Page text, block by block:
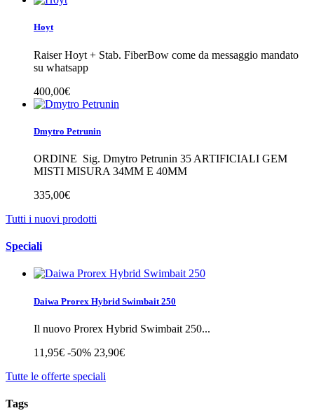
Hoyt
Raiser Hoyt + Stab. FiberBow come da messaggio mandato
su whatsapp
400,00€
Dmytro Petrunin
ORDINE Sig. Dmytro Petrunin 35 ARTIFICIALI GEM
MISTI MISURA 34MM E 40MM
335,00€
Tutti i nuovi prodotti
Speciali
Daiwa Prorex Hybrid Swimbait 250
Il nuovo Prorex Hybrid Swimbait 250...
11,95€ -50% 23,90€
Tutte le offerte speciali
Tags